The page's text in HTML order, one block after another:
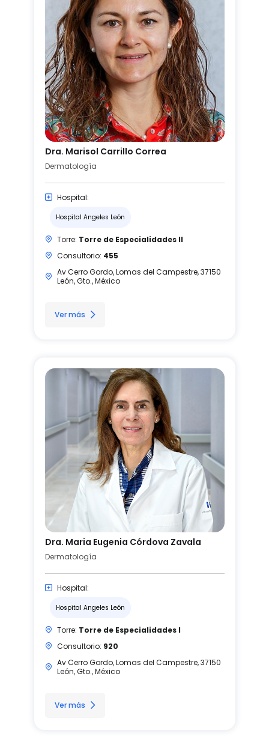
Dra. Marisol Carrillo Correa
Dermatología
Hospital:
Hospital Angeles León
Torre: Torre de Especialidades II
Consultorio: 455
Av Cerro Gordo, Lomas del Campestre, 37150
León, Gto., México
Ver más
Dra. Maria Eugenia Córdova Zavala
Dermatología
Hospital:
Hospital Angeles León
Torre: Torre de Especialidades I
Consultorio: 920
Av Cerro Gordo, Lomas del Campestre, 37150
León, Gto., México
Ver más